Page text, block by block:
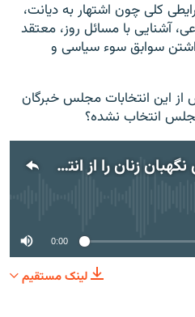
کلی چون اشتهار به دیانت،
آشنایی با مسائل روز، معتقد
سوابق سوء سیاسی و
از این انتخابات مجلس خبرگان
انتخاب نشده؟
صدیقه وسمقی: شورای نگهبان زنان را از انتخاب و نظارت بر رهبری حذف کرده است
0:00
لینک مستقیم